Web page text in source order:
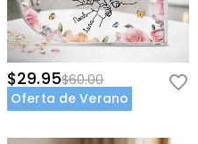
una brillante carrera
años reescribiendo su
de graduación estilo
$29.95$60.00
Oferta de Verano